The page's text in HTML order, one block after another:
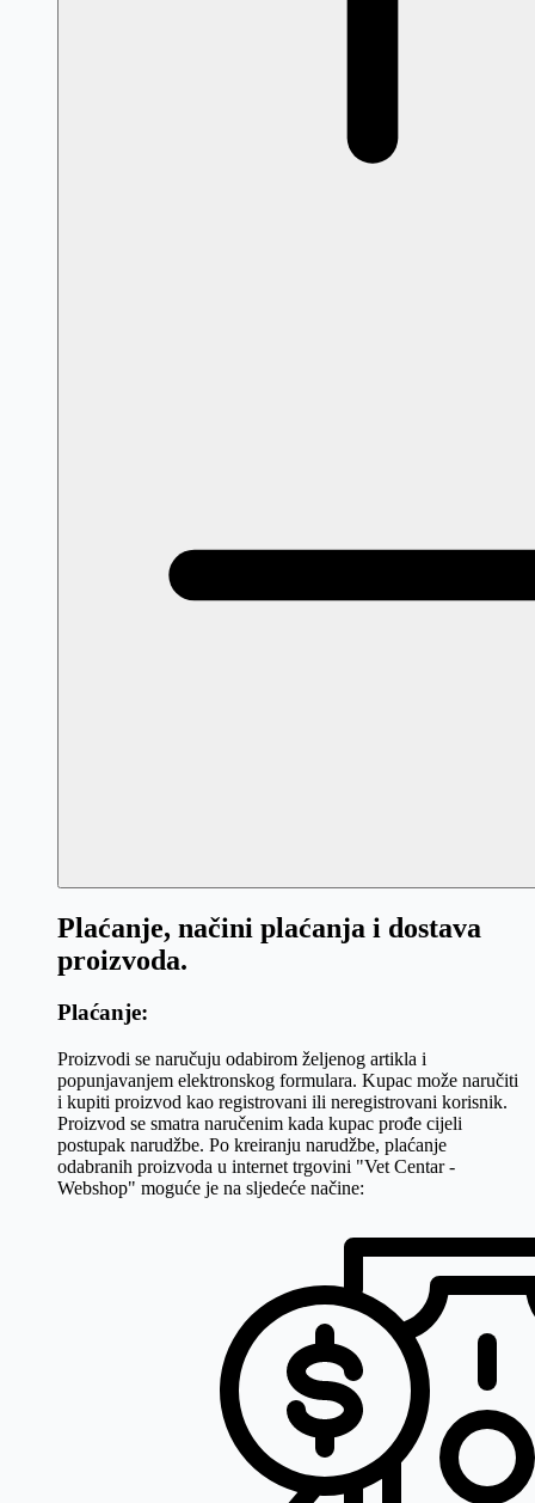
Plaćanje, načini plaćanja i dostava
proizvoda.
Plaćanje:
Proizvodi se naručuju odabirom željenog artikla i
popunjavanjem elektronskog formulara. Kupac može naručiti
i kupiti proizvod kao registrovani ili neregistrovani korisnik.
Proizvod se smatra naručenim kada kupac prođe cijeli
postupak narudžbe. Po kreiranju narudžbe, plaćanje
odabranih proizvoda u internet trgovini "Vet Centar -
Webshop" moguće je na sljedeće načine: